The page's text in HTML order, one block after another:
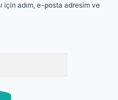
için adım, e-posta adresim ve